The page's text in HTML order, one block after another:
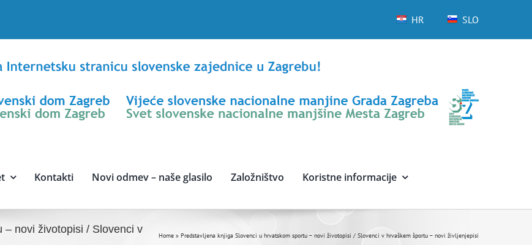
HR SLO
Kontakti Novi odmev – naše glasilo Založništvo Koristne informacije
– novi životopisi / Slovenci v
Home » Predstavljena knjiga Slovenci u hrvatskom sportu – novi životopisi / Slovenci v hrvaškem športu – novi življenjepisi